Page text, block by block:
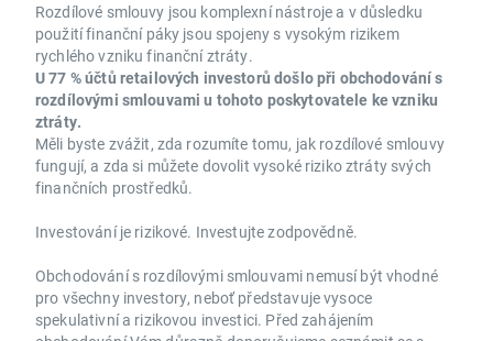
Rozdílové smlouvy jsou komplexní nástroje a v důsledku
použití finanční páky jsou spojeny s vysokým rizikem
rychlého vzniku finanční ztráty.
U 77 % účtů retailových investorů došlo při obchodování s
rozdílovými smlouvami u tohoto poskytovatele ke vzniku
ztráty.
Měli byste zvážit, zda rozumíte tomu, jak rozdílové smlouvy
fungují, a zda si můžete dovolit vysoké riziko ztráty svých
finančních prostředků.
Investování je rizikové. Investujte zodpovědně.
Obchodování s rozdílovými smlouvami nemusí být vhodné
pro všechny investory, neboť představuje vysoce
spekulativní a rizikovou investici. Před zahájením